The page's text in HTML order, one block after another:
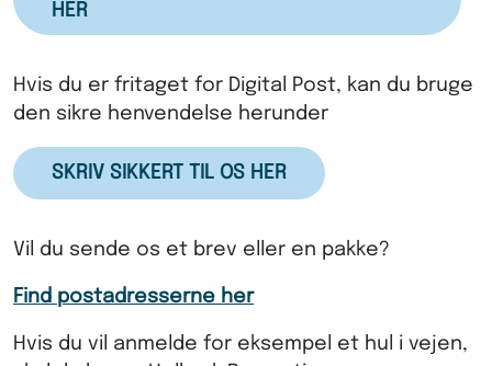
HER
Hvis du er fritaget for Digital Post, kan du bruge
den sikre henvendelse herunder
SKRIV SIKKERT TIL OS HER
Vil du sende os et brev eller en pakke?
Find postadresserne her
Hvis du vil anmelde for eksempel et hul i vejen,